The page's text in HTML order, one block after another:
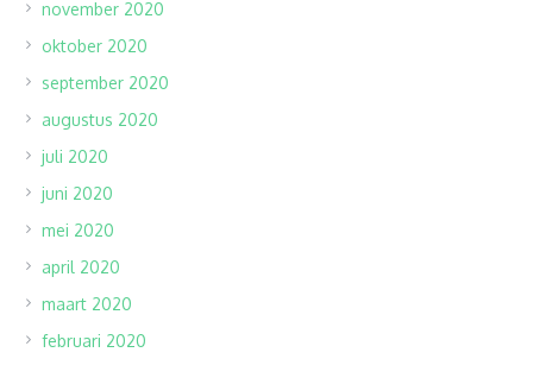
november 2020
oktober 2020
september 2020
augustus 2020
juli 2020
juni 2020
mei 2020
april 2020
maart 2020
februari 2020